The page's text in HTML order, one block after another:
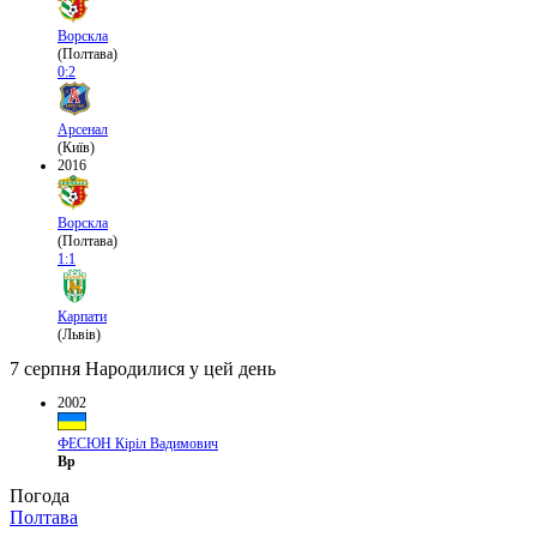
Ворскла
(Полтава)
0:2
Арсенал
(Київ)
2016
Ворскла
(Полтава)
1:1
Карпати
(Львів)
7 серпня Народилися у цей день
2002
ФЕСЮН Кіріл Вадимович
Вр
Погода
Полтава